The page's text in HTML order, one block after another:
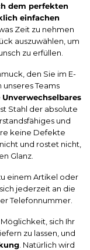
dem perfekten
einfachen
Zeit zu nehmen
auszuwählen, um
zu erfüllen.
den Sie im E-
Teams
Unverwechselbares
Stahl der absolute
und
keine Defekte
und rostet nicht,
Glanz.
einem Artikel oder
jederzeit an die
Telefonnummer.
sich Ihr
zu lassen, und
. Natürlich wird